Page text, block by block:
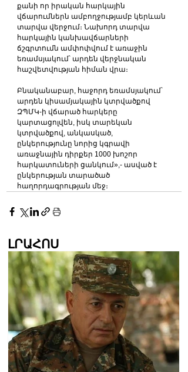
քանի որ իրական հարկային
վճարումներն ամբողջությամբ կերևան
տարվա վերջում։ Նախորդ տարվա
հարկային կանխավճարների
ճշգրտումն ամփոփվում է առաջին
եռամսյակում՝ արդեն վերջնական
հաշվետվության հիման վրա։
Բնականաբար, հաջորդ եռամսյակում՝
արդեն կիսամյակային կտրվածքով
ԶՊՄԿ-ի վճարած հարկերը
կարտացոլվեն, իսկ տարեկան
կտրվածքով, անկասկած,
ընկերությունը նորից կգրավի
առաջնային դիրքեր 1000 խոշոր
հարկատուների ցանկում»,- ասված է
ընկերության տարածած
հաղորդագրության մեջ։
ԼՐԱՀՈՍ